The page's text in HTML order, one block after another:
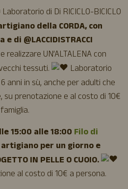
di Di RICICLO-BICICLO
della CORDA, con
di @LACCIDISTRACCI
e realizzare UN’ALTALENA con
tessuti.
Laboratorio
anni in sù, anche per adulti che
su prenotazione e al costo di 10€
15:00 alle 18:00 Filo di
per un giorno e
IN PELLE O CUOIO.
al costo di 10€ a persona.